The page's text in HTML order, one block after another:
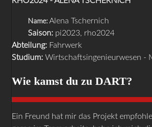
Name: Alena Tschernich
Saison: pi2023, rho2024
Abteilung: Fahrwerk
Studium: Wirtschaftsingenieurwesen -
Wie kamst du zu DART?
Ein Freund hat mir das Projekt